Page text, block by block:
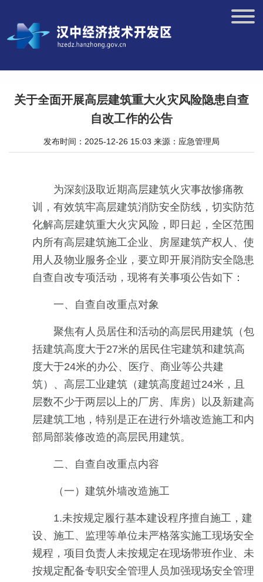
关于全面开展高层建筑重大火灾风险隐患自查
自改工作的公告
发布时间：2025-12-26 15:03 来源：应急管理局
为深刻汲取近期高层建筑火灾事故惨痛教
训，有效筑牢高层建筑消防安全防线，切实防范
化解高层建筑重大火灾风险，即日起，全区范围
内所有高层建筑施工企业、房屋建筑产权人、使
用人及物业服务企业，要立即开展消防安全隐患
自查自改专项活动，现将有关事项公告如下：
一、自查自改重点对象
聚焦有人员居住和活动的高层民用建筑（包
括建筑高度大于27米的居民住宅建筑和建筑高
度大于24米的办公、医疗、商业等公共建
筑）、高层工业建筑（建筑高度超过24米，且
层数不少于两层以上的厂房、库房）以及新建高
层建筑工地，特别是正在进行外墙改造施工和内
部局部装修改造的高层民用建筑。
二、自查自改重点内容
（一）建筑外墙改造施工
1.未按规定履行基本建设程序擅自施工，建
设、施工、监理等单位未严格落实施工现场安全
规程，项目负责人未按规定在现场带班作业、未
按规定配备专职安全管理人员加强现场安全管理